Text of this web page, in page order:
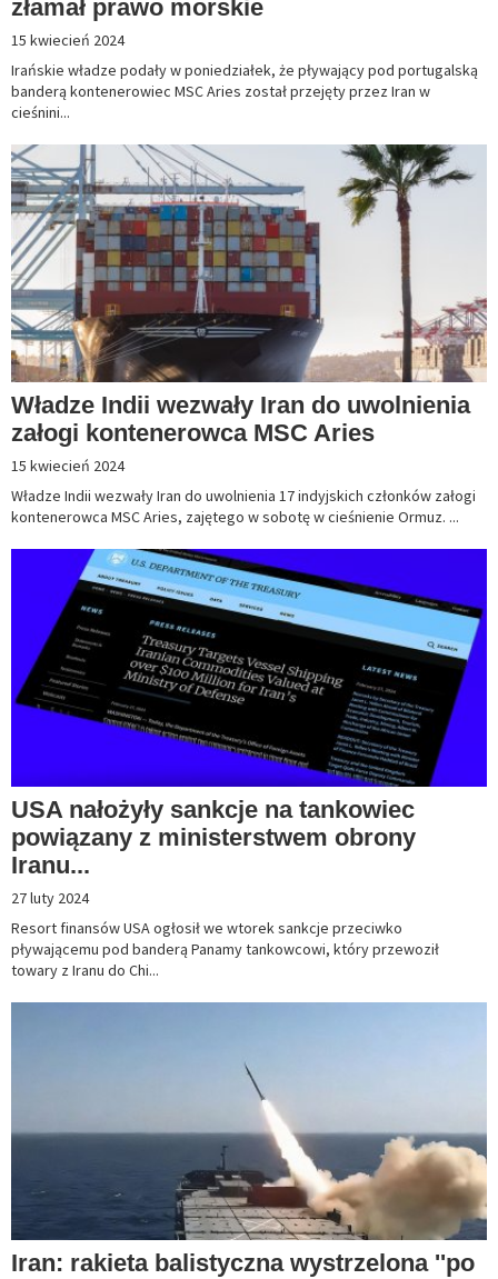
złamał prawo morskie
15 kwiecień 2024
Irańskie władze podały w poniedziałek, że pływający pod portugalską
banderą kontenerowiec MSC Aries został przejęty przez Iran w
cieśnini...
Władze Indii wezwały Iran do uwolnienia
załogi kontenerowca MSC Aries
15 kwiecień 2024
Władze Indii wezwały Iran do uwolnienia 17 indyjskich członków załogi
kontenerowca MSC Aries, zajętego w sobotę w cieśnienie Ormuz. ...
USA nałożyły sankcje na tankowiec
powiązany z ministerstwem obrony
Iranu...
27 luty 2024
Resort finansów USA ogłosił we wtorek sankcje przeciwko
pływającemu pod banderą Panamy tankowcowi, który przewoził
towary z Iranu do Chi...
Iran: rakieta balistyczna wystrzelona ''po